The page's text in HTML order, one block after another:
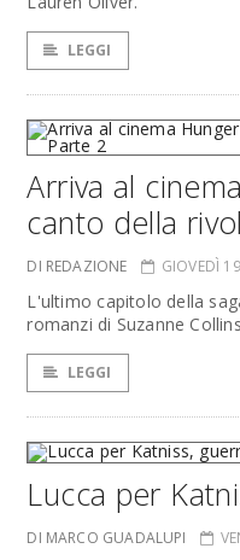
LEGGI
Arriva al
canto della
DI REDAZIONE GIOVEDÌ
L'ultimo capitolo della
romanzi di Suzanne
LEGGI
Lucca per
DI MARCO GUADALUPI